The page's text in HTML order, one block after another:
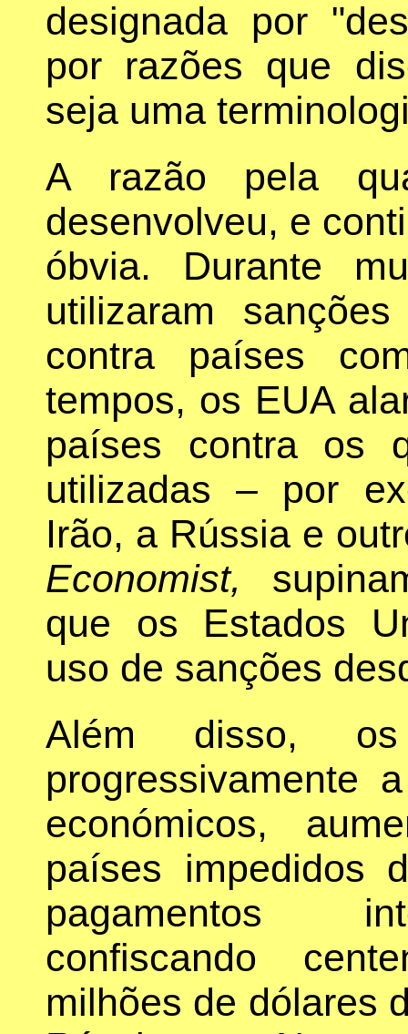
designada por
por razões que
seja uma
A razão pela
desenvolveu, e
óbvia. Durante
utilizaram
contra países
tempos, os EUA
países contra os
utilizadas – por
Irão, a Rússia e
Economist,
que os Estados
uso de sanções
Além disso, os
progressivamente
económicos,
países impedidos
pagamentos
confiscando
milhões de dólares